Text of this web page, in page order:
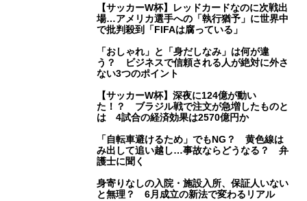
【サッカーW杯】レッドカードなのに次戦出
場…アメリカ選手への「執行猶予」に世界中
で批判殺到「FIFAは腐っている」
「おしゃれ」と「身だしなみ」は何が違
う？ ビジネスで信頼される人が絶対に外さ
ない3つのポイント
【サッカーW杯】深夜に124億が動い
た！？ ブラジル戦で注文が急増したものと
は 4試合の経済効果は2570億円か
「自転車避けるため」でもNG？ 黄色線は
み出して追い越し…事故ならどうなる？ 弁
護士に聞く
身寄りなしの入院・施設入所、保証人いない
と無理？ 6月成立の新法で変わるリアル